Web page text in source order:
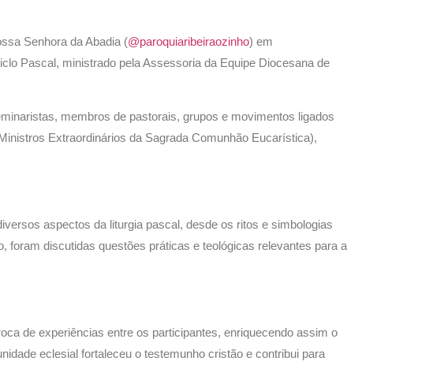
Senhora da Abadia (@paroquiaribeiraozinho) em
Pascal, ministrado pela Assessoria da Equipe Diocesana de
membros de pastorais, grupos e movimentos ligados
Extraordinários da Sagrada Comunhão Eucarística),
aspectos da liturgia pascal, desde os ritos e simbologias
discutidas questões práticas e teológicas relevantes para a
de experiências entre os participantes, enriquecendo assim o
eclesial fortaleceu o testemunho cristão e contribui para